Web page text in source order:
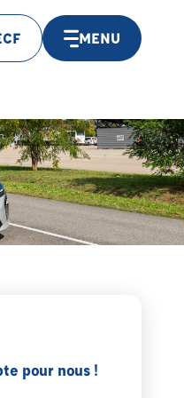
MENU
pour nous !